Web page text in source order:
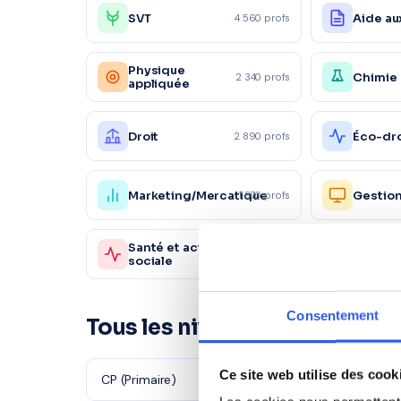
Consentement
Ce site web utilise des
SVT 4 560 profs Aide
Physique
appliquée
2 340 profs Chimie
Droit 2 890 profs Éco-
Marketing/Mercatique
1 870 profs Gestion
Santé et action
sociale
Tous les niveaux à Guénange
CP (Primaire) CE1